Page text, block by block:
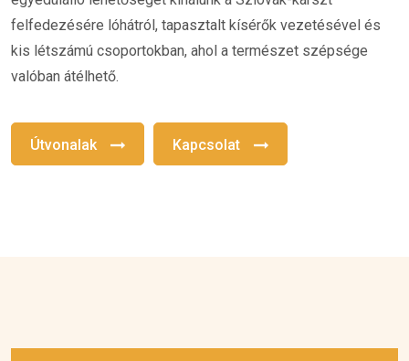
felfedezésére lóhátról, tapasztalt kísérők vezetésével és
kis létszámú csoportokban, ahol a természet szépsége
valóban átélhető.
Útvonalak Kapcsolat